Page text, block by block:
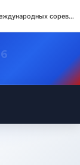
В Москве состоялась церемония открытия международных соревнований по пауэрлифтингу среди ветеранов боевых действий с поражением опорно-двигательного аппарата